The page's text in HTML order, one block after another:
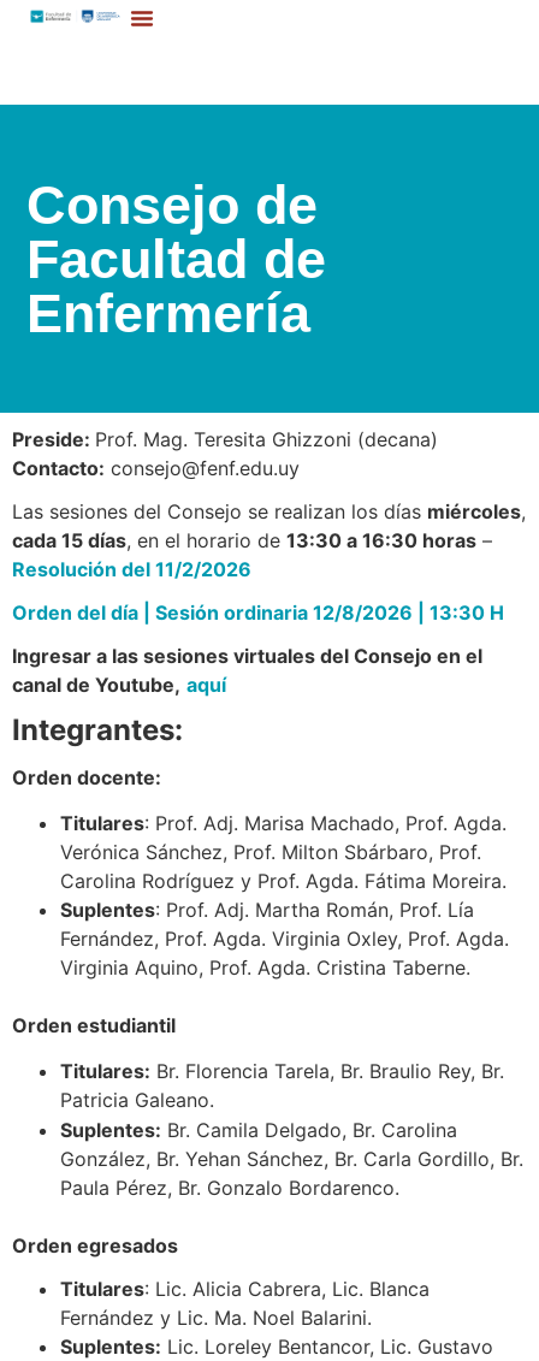
Consejo de
Facultad de
Enfermería
Preside: Prof. Mag. Teresita Ghizzoni (decana)
Contacto: consejo@fenf.edu.uy
Las sesiones del Consejo se realizan los días miércoles,
cada 15 días, en el horario de 13:30 a 16:30 horas –
Resolución del 11/2/2026
Orden del día | Sesión ordinaria 12/8/2026 | 13:30 H
Ingresar a las sesiones virtuales del Consejo en el
canal de Youtube, aquí
Integrantes:
Orden docente:
Titulares: Prof. Adj. Marisa Machado, Prof. Agda.
Verónica Sánchez, Prof. Milton Sbárbaro, Prof.
Carolina Rodríguez y Prof. Agda. Fátima Moreira.
Suplentes: Prof. Adj. Martha Román, Prof. Lía
Fernández, Prof. Agda. Virginia Oxley, Prof. Agda.
Virginia Aquino, Prof. Agda. Cristina Taberne.
Orden estudiantil
Titulares: Br. Florencia Tarela, Br. Braulio Rey, Br.
Patricia Galeano.
Suplentes: Br. Camila Delgado, Br. Carolina
González, Br. Yehan Sánchez, Br. Carla Gordillo, Br.
Paula Pérez, Br. Gonzalo Bordarenco.
Orden egresados
Titulares: Lic. Alicia Cabrera, Lic. Blanca
Fernández y Lic. Ma. Noel Balarini.
Suplentes: Lic. Loreley Bentancor, Lic. Gustavo